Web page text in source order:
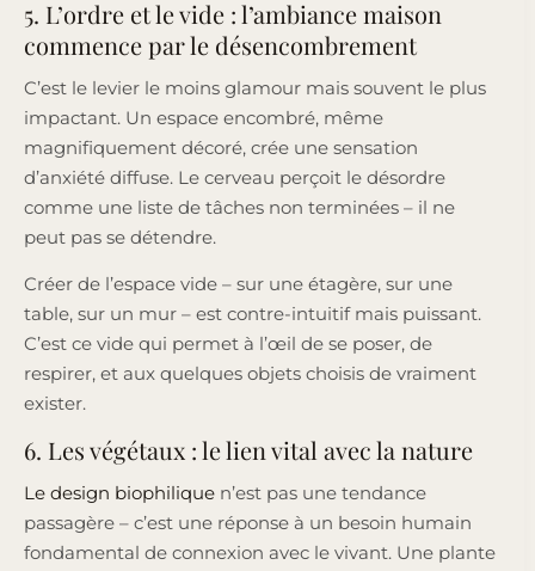
5. L’ordre et le vide : l’ambiance maison
commence par le désencombrement
C’est le levier le moins glamour mais souvent le plus
impactant. Un espace encombré, même
magnifiquement décoré, crée une sensation
d’anxiété diffuse. Le cerveau perçoit le désordre
comme une liste de tâches non terminées – il ne
peut pas se détendre.
Créer de l’espace vide – sur une étagère, sur une
table, sur un mur – est contre-intuitif mais puissant.
C’est ce vide qui permet à l’œil de se poser, de
respirer, et aux quelques objets choisis de vraiment
exister.
6. Les végétaux : le lien vital avec la nature
Le design biophilique n’est pas une tendance
passagère – c’est une réponse à un besoin humain
fondamental de connexion avec le vivant. Une plante